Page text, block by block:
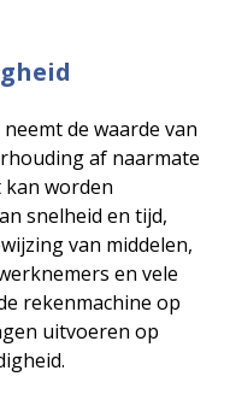
de waarde van
af naarmate
kan worden
snelheid en tijd,
van middelen,
en vele
rekenmachine op
uitvoeren op